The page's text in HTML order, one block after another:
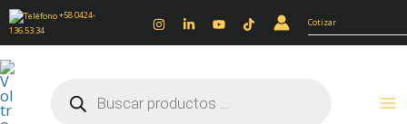
Ir
al
contenido
+58 0424-
136.53.34
Cotizar
productos